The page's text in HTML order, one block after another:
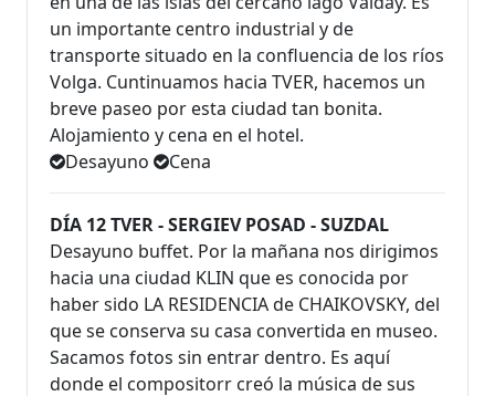
un importante centro industrial y de
transporte situado en la confluencia de los ríos
Volga. Cuntinuamos hacia TVER, hacemos un
breve paseo por esta ciudad tan bonita.
Alojamiento y cena en el hotel.
Desayuno
Cena
DÍA 12 TVER - SERGIEV POSAD - SUZDAL
Desayuno buffet. Por la mañana nos dirigimos
hacia una ciudad KLIN que es conocida por
haber sido LA RESIDENCIA de CHAIKOVSKY, del
que se conserva su casa convertida en museo.
Sacamos fotos sin entrar dentro. Es aquí
donde el compositorr creó la música de sus